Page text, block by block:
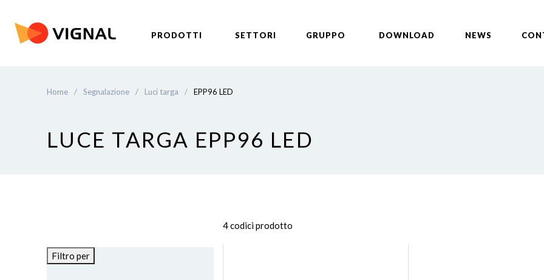
PRODOTTI SETTORI GRUPPO DOWNLOAD NEWS
Home / Segnalazione / Luci targa / EPP96 LED
LUCE TARGA EPP96 LED
Filtro per
4 codici prodotto